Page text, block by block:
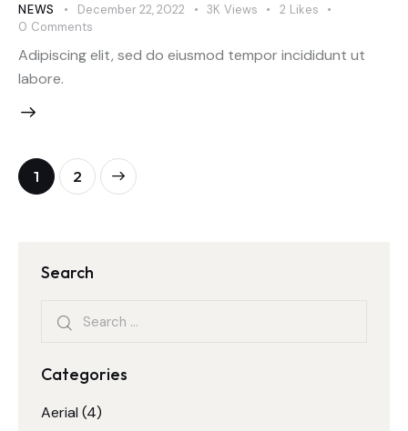
NEWS December 22, 2022 3K Views 2 Likes
0 Comments
Adipiscing elit, sed do eiusmod tempor incididunt ut
labore.
1 2
Search
Categories
Aerial (4)